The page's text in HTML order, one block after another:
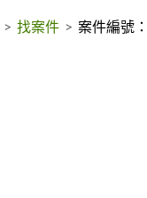
> 找案件 > 案件編號